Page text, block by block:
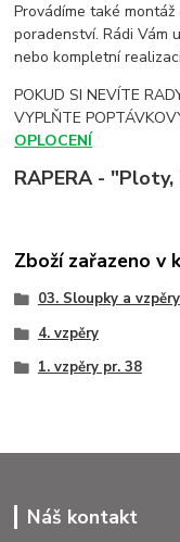
Provádíme také
poradenství. Rádi Vám
nebo kompletní
POKUD SI NEVÍTE
VYPLŇTE
OPLOCENÍ
RAPERA -
Zboží zařazeno v
03. Sloupky a vzpěry
4. vzpěry
1. vzpěry pr. 38
Náš kontakt